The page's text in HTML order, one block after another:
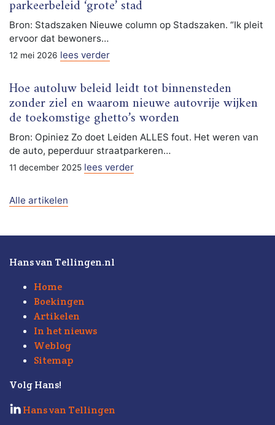
parkeerbeleid ‘grote’ stad
Bron: Stadszaken Nieuwe column op Stadszaken. “Ik pleit
ervoor dat bewoners…
12 mei 2026 lees verder
Hoe autoluw beleid leidt tot binnensteden
zonder ziel en waarom nieuwe autovrije wijken
de toekomstige ghetto’s worden
Bron: Opiniez Zo doet Leiden ALLES fout. Het weren van
de auto, peperduur straatparkeren…
11 december 2025 lees verder
Alle artikelen
Hans van Tellingen.nl
Home
Boekingen
Artikelen
In het nieuws
Weblog
Sitemap
Volg Hans!
Hans van Tellingen